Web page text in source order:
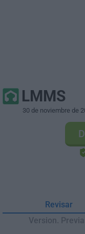
LMMS
30 de noviembre de
Revisar
Version.